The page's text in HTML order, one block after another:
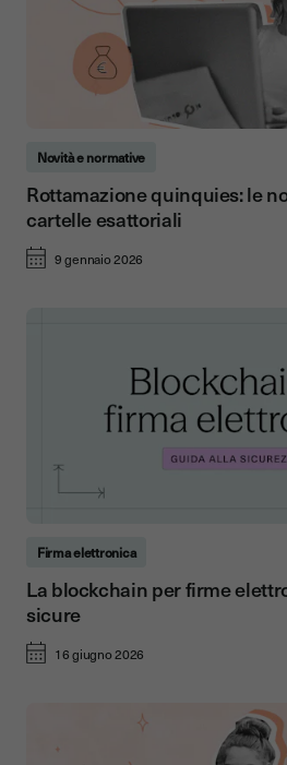
Novità e normative
Rottamazione quinquies: le
cartelle esattoriali
9 gennaio 2026
Firma elettronica
La blockchain per firme
sicure
16 giugno 2026